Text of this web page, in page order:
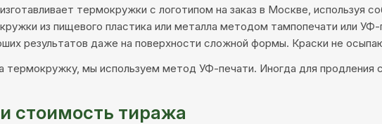
термокружки с логотипом на заказ в Москве, используя
из пищевого пластика или металла методом тампопечати или
результатов даже на поверхности сложной формы. Краски не
термокружку, мы используем метод УФ-печати. Иногда для продления
стоимость тиража